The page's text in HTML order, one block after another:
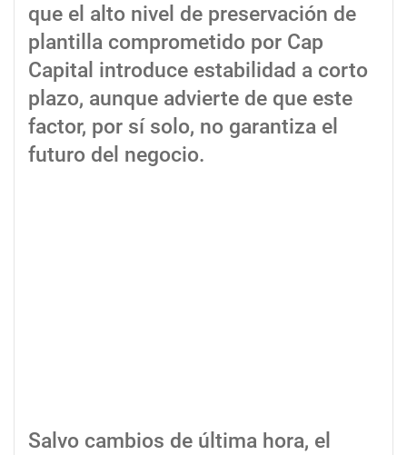
que el alto nivel de preservación de
plantilla comprometido por Cap
Capital introduce estabilidad a corto
plazo, aunque advierte de que este
factor, por sí solo, no garantiza el
futuro del negocio.
Salvo cambios de última hora, el